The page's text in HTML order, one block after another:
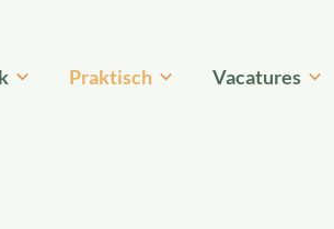
Praktisch Vacatures